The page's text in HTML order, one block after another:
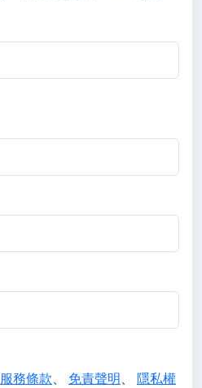
服務條款、 免責聲明、 隱私權